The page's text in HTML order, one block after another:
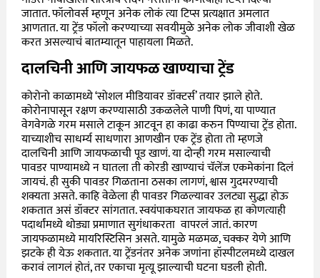
जातात. फॉलोवर्स म्हणून अनेक लोकं त्या टिप्स प्रत्यक्षात अमलात
आणतात. या ट्रेंड फॉलो करण्याच्या सवयीमुळे अनेक लोक जीवाशी खेळ
करत असल्याचं बातम्यातून पाहायला मिळते.
दालचिनी आणि जायफळ खाण्याचा ट्रेंड
कोरोनो काळामध्ये ‘सोशल मीडियावर डॉक्टर्स’ तयार झाले होते.
कोरोनापासून रक्षण करण्यासाठी उकळलेले पाणी पिणं, या पाण्यात
वेगवेगळे गरम मसाले टाकून आटवून हा काढा करुन पिण्याचा ट्रेंड होता.
याच्याशीच साधर्म्य साधणारा आणखीन एक ट्रेंड होता तो म्हणजे
दालचिनी आणि जायफळाची पूड खाणं. या दोन्ही गरम मसाल्याची
पावडर पाण्यामध्ये न घातला ती कोरडी खाण्याचं चॅलेंज एकमेकांना दिलं
जायचं. ही सुकी पावडर गिळताना ठसका लागणं, श्वास गुदमरण्याची
शक्यता असते. काहि वेळेला ही पावडर गिळल्यावर उलट्या सुद्धा होऊ
शकतात असं डॉक्टर सांगतात. स्वयंपाकघरात जायफळ हा कोणत्याही
पदार्थांमध्ये थोड्या प्रमाणात सुगंधाकरता वापरलं जातं. कारण
जायफळामध्येमायरिस्टिसिन असते. यामुळे मळमळ, चक्कर येणे आणि
झटके ही येऊ शकतात. या ट्रेंडनंतर अनेक जणांना हॉस्पीटलमध्ये दाखल
करावं लागलं होतं, तर एकाचा मृत्यू झाल्याची घटना घडली होती.